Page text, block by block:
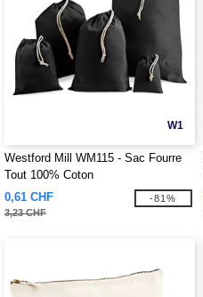
W1
Westford Mill WM115 - Sac Fourre
Tout 100% Coton
0,61 CHF
3,23 CHF
-81%